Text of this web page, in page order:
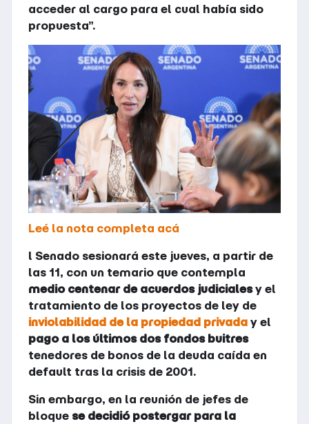
acceder al cargo para el cual había sido
propuesta”.
Leé la nota completa acá
l Senado sesionará este jueves, a partir de
las 11, con un temario que contempla
medio centenar de acuerdos judicialesy el
tratamiento de los proyectos de ley de
inviolabilidad de la propiedad privada y el
pago a los últimos dos fondos buitres
tenedores de bonos de la deuda caída en
default tras la crisis de 2001.
Sin embargo, en la reunión de jefes de
bloque se decidió postergar para la